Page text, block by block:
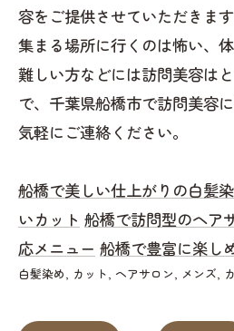
容をご提供させていただきま
集まる場所に行くのは怖い、
難しい方などには訪問美容は
で、千葉県船橋市で訪問美容
気軽にご連絡ください。
船橋で美しい仕上がりの白髪
いカット 船橋で訪問型のヘア
応メニュー 船橋で豊富に楽し
白髪染め カット ヘアサロン メンズ